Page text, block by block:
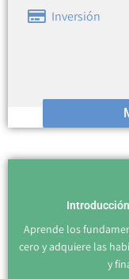
Inversión
Aprende los
cero y adquiere las
y